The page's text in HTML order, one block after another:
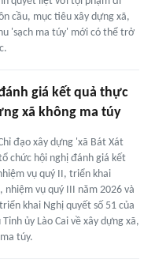
cầu, mục tiêu xây dựng xã,
'sạch ma túy' mới có thể trở
giá kết quả thực
xã không ma túy
đạo xây dựng 'xã Bát Xát
chức hội nghị đánh giá kết
vụ quý II, triển khai
nhiệm vụ quý III năm 2026 và
khai Nghị quyết số 51 của
ủy Lào Cai về xây dựng xã,
túy.